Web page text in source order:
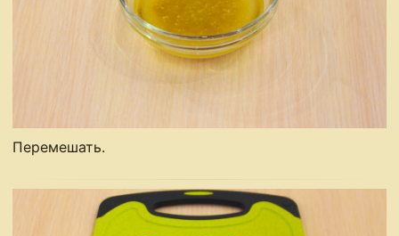
Перемешать.